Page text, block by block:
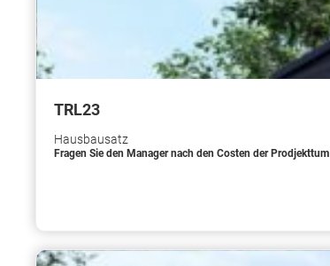
TRL23
Hausbausatz
Fragen Sie den Manager nach den Costen der Prodjekttum